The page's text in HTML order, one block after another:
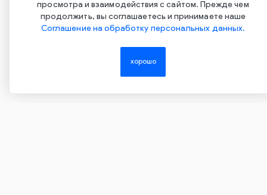
Copyright ©2015-2026. Завод Econex. Производство
светотехнического оборудования. При использовании
просмотра и взаимодействия с сайтом. Прежде чем
продолжить, вы соглашаетесь и принимаете наше
Соглашение на обработку персональных данных.
хорошо